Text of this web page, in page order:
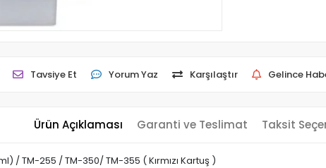
Tavsiye Et Yorum Yaz Karşılaştır Gelince
Ürün Açıklaması Garanti ve Teslimat Taksit
/ TM-255 / TM-350/ TM-355 ( Kırmızı Kartuş )